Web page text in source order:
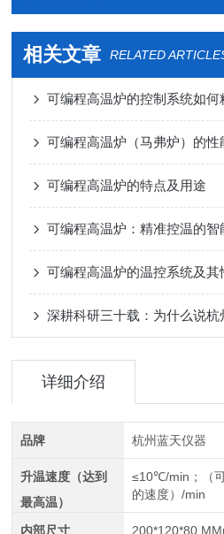
相关文章 RELATED
可编程高温炉的控制系统如何
可编程高温炉的特点及用途
可编程高温炉：精准控温的
可编程高温炉的温控系统及其
详细介绍
品牌 杭州蓝天仪器
升温速度（达到
最高温）
≤10℃/min；（
的速度）/min
内部尺寸 200*120*80